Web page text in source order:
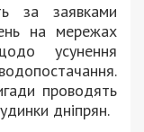
за заявками
на мережах
усунення
проводять
дніпрян.